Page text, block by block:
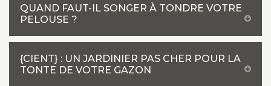
QUAND FAUT-IL SONGER À TONDRE VOTRE
PELOUSE ?
{CIENT} : UN JARDINIER PAS CHER POUR LA
TONTE DE VOTRE GAZON